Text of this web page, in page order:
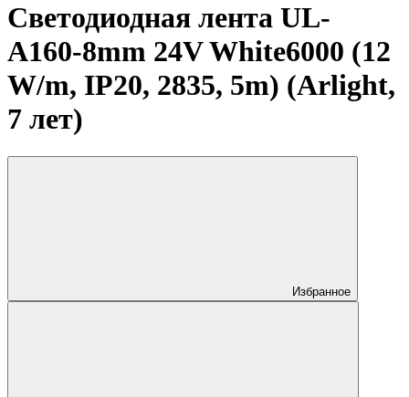
Светодиодная лента UL-
A160-8mm 24V White6000 (12
W/m, IP20, 2835, 5m) (Arlight,
7 лет)
Избранное